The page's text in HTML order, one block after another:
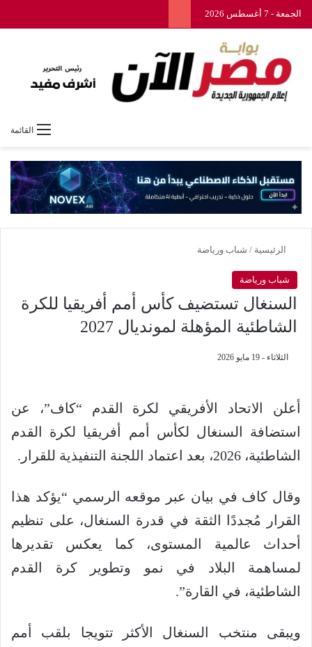
الجمعة - 7 أغسطس 2026
القائمة
الرئيسية / شباب ورياضة
شباب ورياضة
السنغال تستضيف كأس أمم أفريقيا للكرة
الشاطئية المؤهلة لمونديال 2027
الثلاثاء - 19 مايو 2026
أعلن الاتحاد الأفريقي لكرة القدم “كاف”، عن
استضافة السنغال لكأس أمم أفريقيا لكرة القدم
الشاطئية، 2026، بعد اعتماد اللجنة التنفيذية للقرار.
وقال كاف في بيان عبر موقعه الرسمي “يؤكد هذا
القرار مُجددًا الثقة في قدرة السنغال، على تنظيم
أحداث عالمية المستوى، كما يعكس تقديرها
لمساهمة البلاد في نمو وتطوير كرة القدم
الشاطئية، في القارة”.
ويبقى منتخب السنغال الأكثر تتويجا بلقب أمم